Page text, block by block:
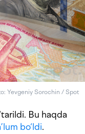
Yevgeniy Sorochin / Spot
Bu haqda
bo‘ldi.